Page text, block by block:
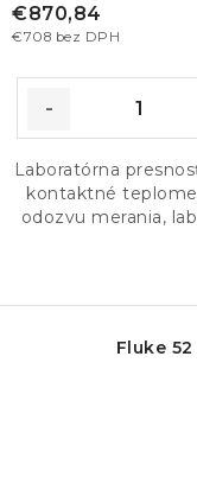
€708 bez DPH
€870,84
Laboratórna
kontaktné
odozvu merania,
Fluke